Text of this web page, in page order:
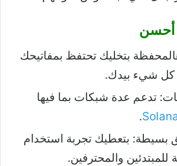
أحسن
بتخليك تحتفظ بمفاتيحك
كل شيء بيدك.
تدعم عدة شبكات بما فيها
.
بسيطة: بتعطيك تجربة استخدام
للمبتدئين والمحترفين.